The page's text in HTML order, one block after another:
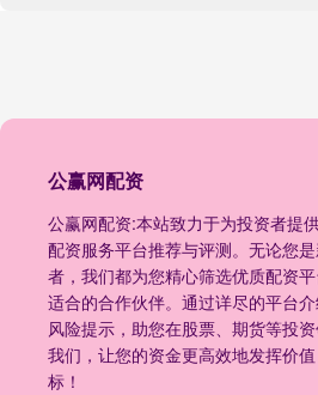
公赢网配资
公赢网配资:本站致力于为投资者提
配资服务平台推荐与评测。无论您
者，我们都为您精心筛选优质配资
适合的合作伙伴。通过详尽的平台
风险提示，助您在股票、期货等投
我们，让您的资金更高效地发挥价
标！